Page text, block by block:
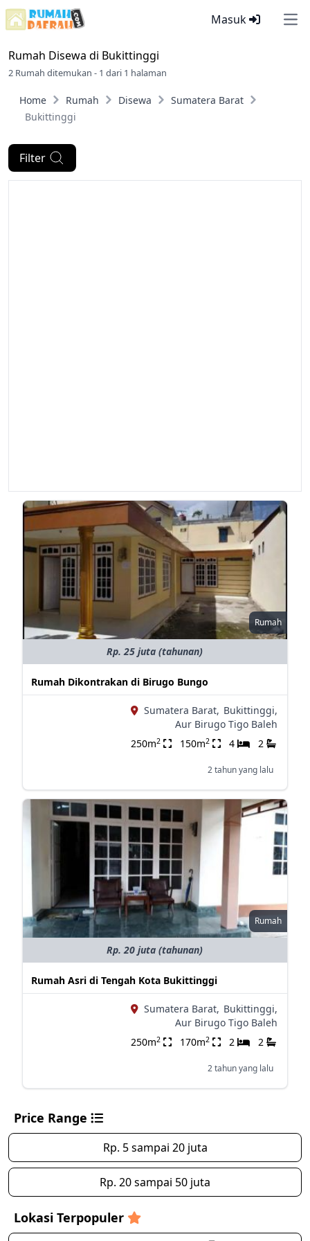
Masuk
Rumah Disewa di Bukittinggi
2 Rumah ditemukan - 1 dari 1 halaman
Home Rumah Disewa
Sumatera Barat
Bukittinggi
Filter
Rumah
Rp. 25 juta (tahunan)
Rumah Dikontrakan di Birugo Bungo
Sumatera Barat, Bukittinggi,
Aur Birugo Tigo Baleh
250m2 150m2 4 2
2 tahun yang lalu
Rumah
Rp. 20 juta (tahunan)
Rumah Asri di Tengah Kota Bukittinggi
Sumatera Barat, Bukittinggi,
Aur Birugo Tigo Baleh
250m2 170m2 2 2
2 tahun yang lalu
Price Range
Rp. 5 sampai 20 juta
Rp. 20 sampai 50 juta
Lokasi Terpopuler